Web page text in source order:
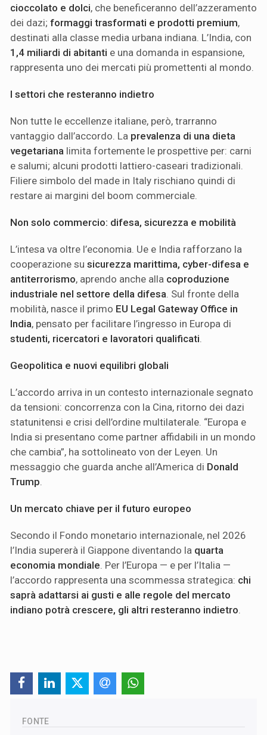
cioccolato e dolci, che beneficeranno dell’azzeramento
dei dazi; formaggi trasformati e prodotti premium,
destinati alla classe media urbana indiana. L’India, con
1,4 miliardi di abitanti e una domanda in espansione,
rappresenta uno dei mercati più promettenti al mondo.
I settori che resteranno indietro
Non tutte le eccellenze italiane, però, trarranno
vantaggio dall’accordo. La prevalenza di una dieta
vegetariana limita fortemente le prospettive per: carni
e salumi; alcuni prodotti lattiero-caseari tradizionali.
Filiere simbolo del made in Italy rischiano quindi di
restare ai margini del boom commerciale.
Non solo commercio: difesa, sicurezza e mobilità
L’intesa va oltre l’economia. Ue e India rafforzano la
cooperazione su sicurezza marittima, cyber-difesa e
antiterrorismo, aprendo anche alla coproduzione
industriale nel settore della difesa. Sul fronte della
mobilità, nasce il primo EU Legal Gateway Office in
India, pensato per facilitare l’ingresso in Europa di
studenti, ricercatori e lavoratori qualificati.
Geopolitica e nuovi equilibri globali
L’accordo arriva in un contesto internazionale segnato
da tensioni: concorrenza con la Cina, ritorno dei dazi
statunitensi e crisi dell’ordine multilaterale. “Europa e
India si presentano come partner affidabili in un mondo
che cambia”, ha sottolineato von der Leyen. Un
messaggio che guarda anche all’America di Donald
Trump.
Un mercato chiave per il futuro europeo
Secondo il Fondo monetario internazionale, nel 2026
l’India supererà il Giappone diventando la quarta
economia mondiale. Per l’Europa — e per l’Italia —
l’accordo rappresenta una scommessa strategica: chi
saprà adattarsi ai gusti e alle regole del mercato
indiano potrà crescere, gli altri resteranno indietro.
FONTE